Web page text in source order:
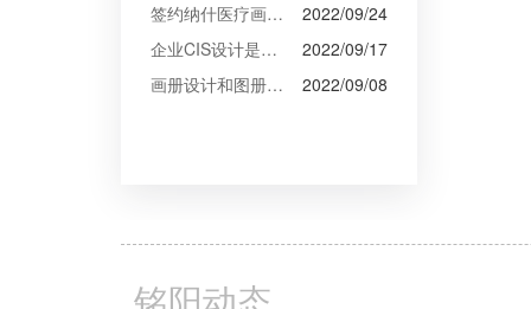
2022/09/24
签约纳什医疗画册设计
2022/09/17
企业CIS设计是企业文化的的体现
2022/09/08
画册设计和图册设计中的产品摄影
铭阳动态